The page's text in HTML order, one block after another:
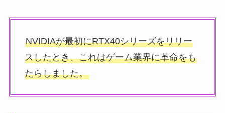
NVIDIAが最初にRTX40シリーズをリリー
スしたとき、これはゲーム業界に革命をも
たらしました。